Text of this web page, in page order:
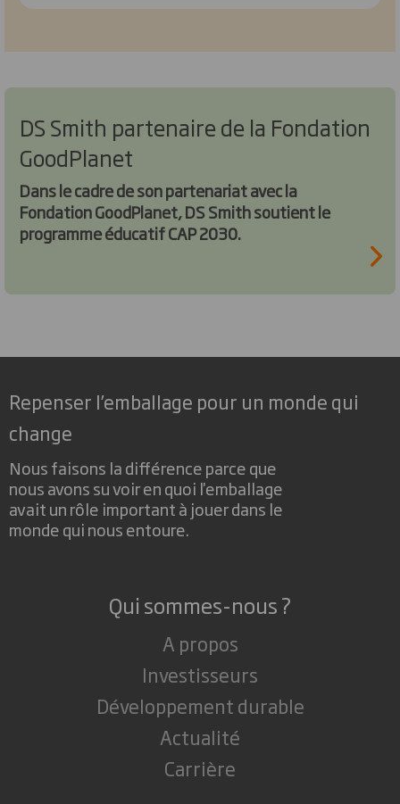
DS Smith partenaire de la Fondation
GoodPlanet
Dans le cadre de son partenariat avec la
Fondation GoodPlanet, DS Smith soutient le
programme éducatif CAP 2030.
Repenser l’emballage pour un monde qui
change
Nous faisons la différence parce que
nous avons su voir en quoi l'emballage
avait un rôle important à jouer dans le
monde qui nous entoure.
Qui sommes-nous ?
A propos
Investisseurs
Développement durable
Actualité
Carrière